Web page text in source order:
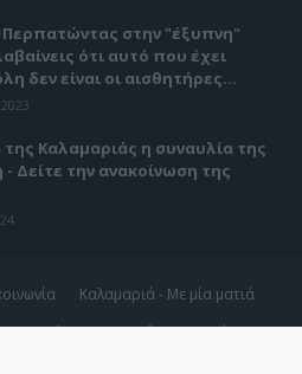
Περπατώντας στην "έξυπνη"
ότι αυτό που έχει
δεν είναι οι αισθητήρες...
Καλαμαριάς η συναυλία της
- Δείτε την ανακοίνωση της
Καλαμαριά - Με μία ματιά
| 24ωρη ενημέρωση για ό,τι